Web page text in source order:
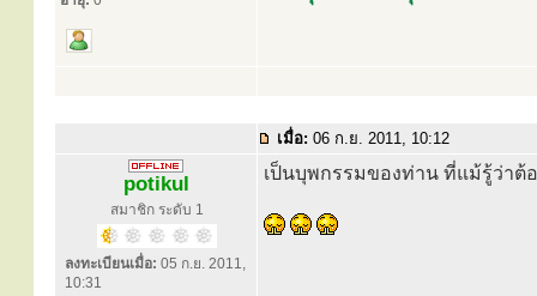
เมื่อ: 06 ก.ย. 2011, 10:12
potikul
สมาชิก ระดับ 1
ลงทะเบียนเมื่อ: 05 ก.ย. 2011,
10:31
เป็นบุพกรรมของท่าน ที่แม้รู้ว่าต้